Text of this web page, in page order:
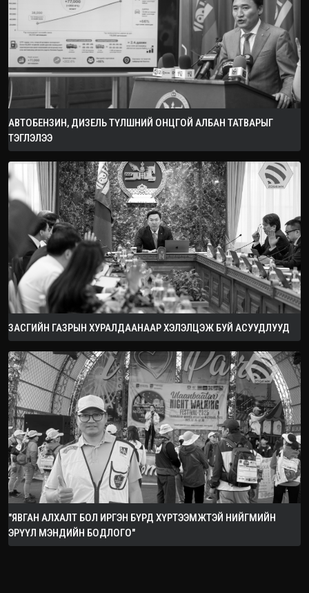
АВТОБЕНЗИН, ДИЗЕЛЬ ТҮЛШНИЙ ОНЦГОЙ АЛБАН ТАТВАРЫГ
ТЭГЛЭЛЭЭ
ЗАСГИЙН ГАЗРЫН ХУРАЛДААНААР ХЭЛЭЛЦЭЖ БУЙ АСУУДЛУУД
"ЯВГАН АЛХАЛТ БОЛ ИРГЭН БҮРД ХҮРТЭЭМЖТЭЙ НИЙГМИЙН
ЭРҮҮЛ МЭНДИЙН БОДЛОГО"